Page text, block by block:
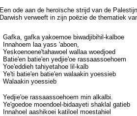
Een ode aan de heroïsche strijd van de
Darwish verweeft in zijn poëzie de thematiek
Gafka, gafka yakoemoe biwadjibihil-kalboe
Innahoem laa yass 'aboen,
Yeskoenoene'tahawoel wallaa woedjoed
Batie'en batie'en yedjie'oe rassaassoehoem
Yoe'eddieh tahiyetahoe lil-kalb
Ye'ti batie'en batie'en walaakin yoessieb
Walaakin yoessieb
Yedjie'oe rassaassoehoem min alkalbi.
Ye'goedoe moendoel-bidaayeti shaklal gatieb
Innahoel aashikoei katiloel moestahiel